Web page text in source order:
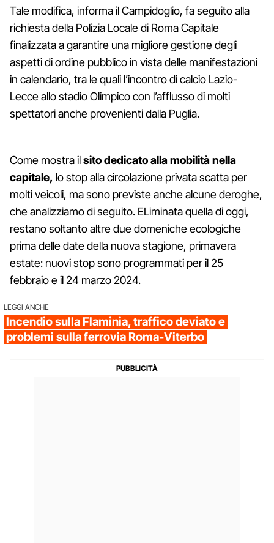
Tale modifica, informa il Campidoglio, fa seguito alla
richiesta della Polizia Locale di Roma Capitale
finalizzata a garantire una migliore gestione degli
aspetti di ordine pubblico in vista delle manifestazioni
in calendario, tra le quali l’incontro di calcio Lazio-
Lecce allo stadio Olimpico con l’afflusso di molti
spettatori anche provenienti dalla Puglia.
Come mostra ilsito dedicato alla mobilità nella
capitale, lo stop alla circolazione privata scatta per
molti veicoli, ma sono previste anche alcune deroghe,
che analizziamo di seguito. ELiminata quella di oggi,
restano soltanto altre due domeniche ecologiche
prima delle date della nuova stagione, primavera
estate: nuovi stop sono programmati per il 25
febbraio e il 24 marzo 2024.
LEGGI ANCHE
Incendio sulla Flaminia, traffico deviato e
problemi sulla ferrovia Roma-Viterbo